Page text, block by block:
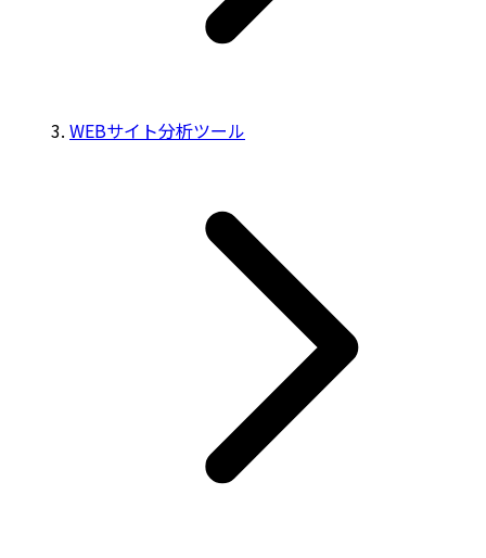
WEBサイト分析ツール